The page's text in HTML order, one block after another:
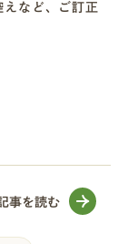
えなど、ご訂正
事を読む